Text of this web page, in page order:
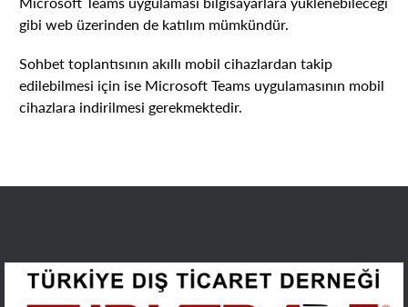
gibi web üzerinden de katılım mümkündür.
Sohbet toplantısının akıllı mobil cihazlardan takip
edilebilmesi için ise Microsoft Teams uygulamasının mobil
cihazlara indirilmesi gerekmektedir.